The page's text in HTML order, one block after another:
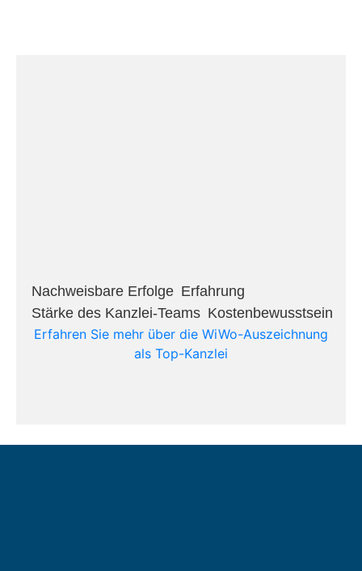
Nachweisbare Erfolge​ Erfahrung​
Stärke des Kanzlei-Teams​ Kostenbewusstsein​
Erfahren Sie mehr über die WiWo-Auszeichnung
als Top-Kanzlei